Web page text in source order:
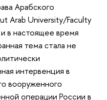
Арабского
Arab University/Faculty
в настоящее время
тема стала не
интервенция в
вооруженного
операции России в